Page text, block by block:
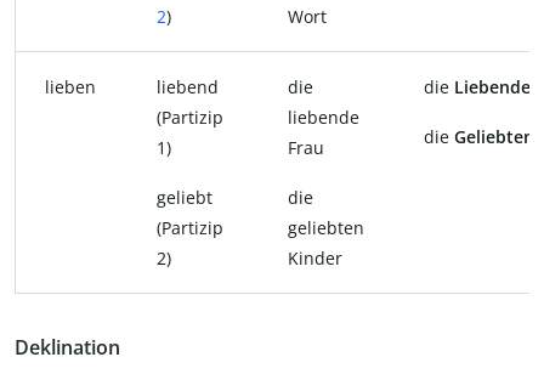
2)
Wort
lieben
liebend
(Partizip
1)
geliebt
(Partizip
2)
die
liebende
Frau
die
geliebten
Kinder
die Liebende
die Geliebten
Deklination